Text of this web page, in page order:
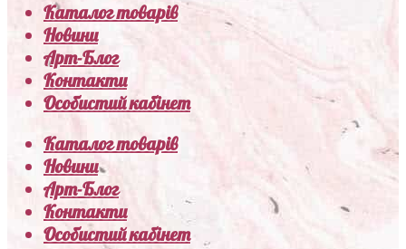
Каталог товарів
Новини
Арт-Блог
Контакти
Особистий кабінет
Каталог товарів
Новини
Арт-Блог
Контакти
Особистий кабінет